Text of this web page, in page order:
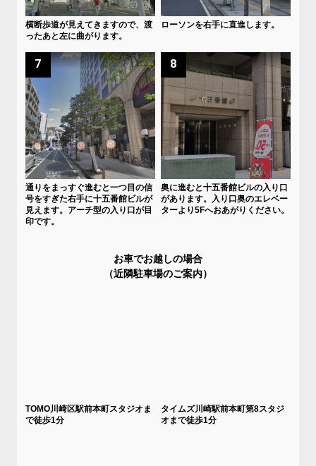
横断歩道が見えてきますので、渡
ったあと左に曲がります。
ローソンを右手に直進します。
7
通りをまっすぐ進むと一つ目の信
号をすぎた右手に十五番館ビルが
見えます。アーチ型の入り口が目
印です。
8
奥に進むと十五番館ビルの入り口
があります。入り口奥のエレベー
ターより5Fへおあがりください。
お車でお越しの場合
（近隣駐車場のご案内）
TOMO川崎区駅前本町スタジオま
で徒歩1分
タイムズ川崎駅前本町第8スタジ
オまで徒歩1分